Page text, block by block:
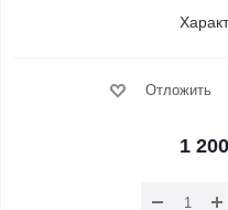
Отложить
1 200